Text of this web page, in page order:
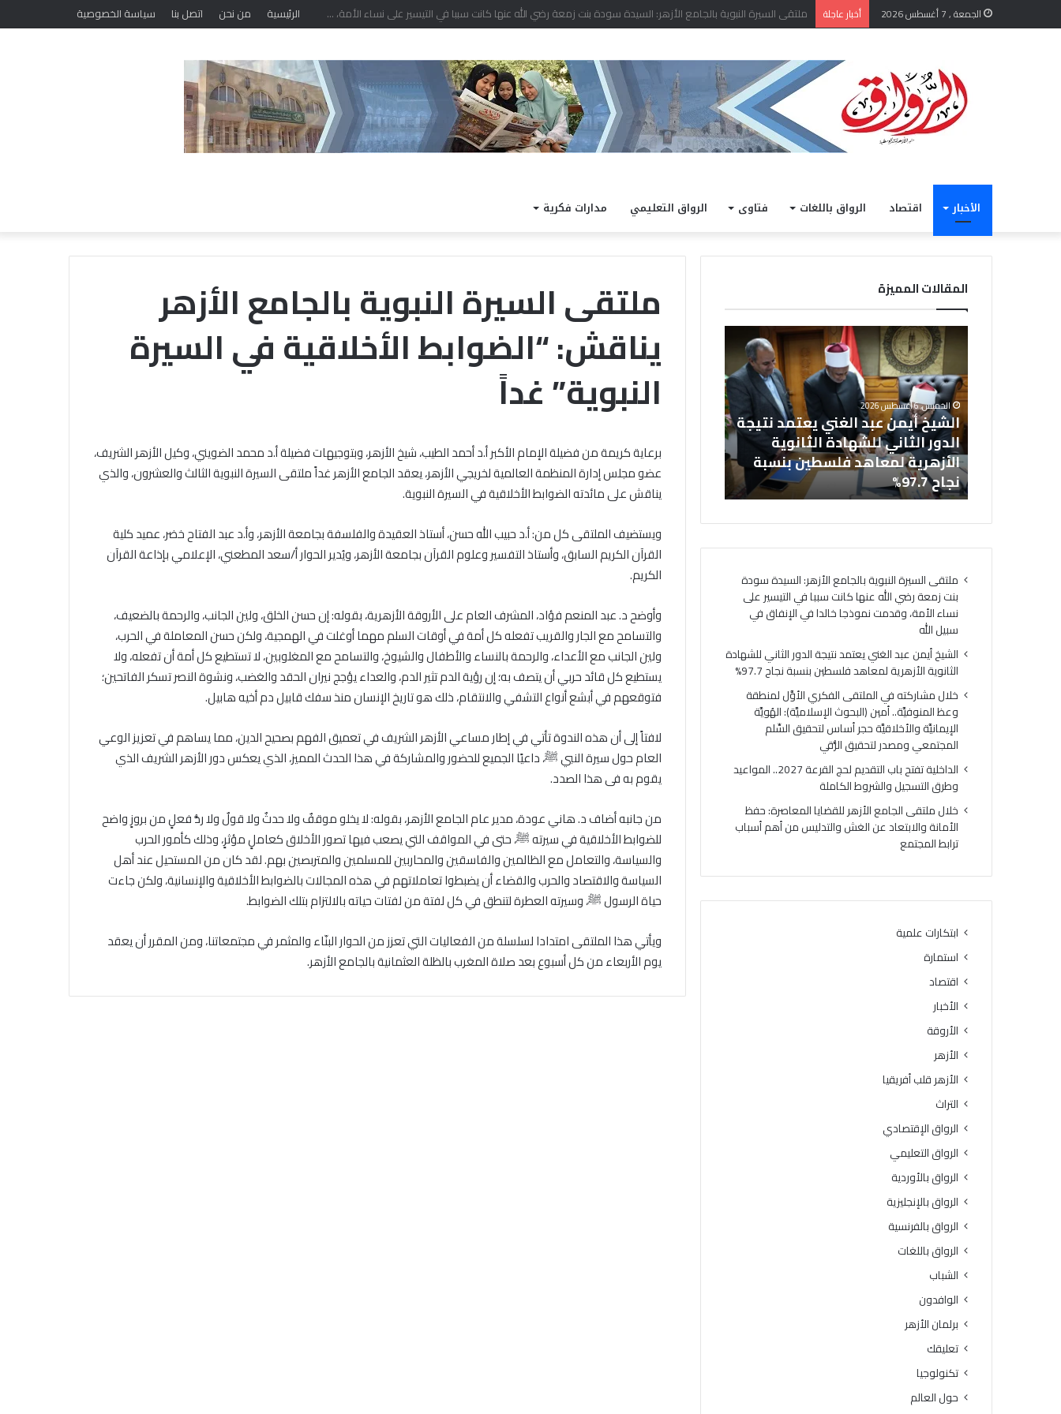
الجمعة , 7 أغسطس 2026 أخبار عاجلة الشيخ أيمن عبد الغني يعتمد نتيجة الدور الثاني للشهادة الثانوية الأزهرية لمعاهد فلسطين بنسبة نجاح 97.7% الرئيسية من نحن اتصل بنا سياسة الخصوصية
الأخبار اقتصاد الرواق باللغات فتاوى الرواق التعليمي مدارات فكرية
ملتقى السيرة النبوية بالجامع الأزهر
يناقش: “الضوابط الأخلاقية في السيرة
النبوية” غداً
برعاية كريمة من فضيلة الإمام الأكبر أ.د أحمد الطيب، شيخ الأزهر، وبتوجيهات فضيلة أ.د محمد الضويني، وكيل الأزهر الشريف،
عضو مجلس إدارة المنظمة العالمية لخريجي الأزهر، يعقد الجامع الأزهر غداً ملتقى السيرة النبوية الثالث والعشرون، والذي
يناقش على مائدته الضوابط الأخلاقية في السيرة النبوية.
ويستضيف الملتقى كل من: أ.د حبيب الله حسن، أستاذ العقيدة والفلسفة بجامعة الأزهر، وأ.د عبد الفتاح خضر، عميد كلية
القرآن الكريم السابق، وأستاذ التفسير وعلوم القرآن بجامعة الأزهر، ويُدير الحوار أ/سعد المطعني، الإعلامي بإذاعة القرآن
الكريم.
وأوضح د. عبد المنعم فؤاد، المشرف العام على الأروقة الأزهرية، بقوله: إن حسن الخلق، ولين الجانب، والرحمة بالضعيف،
والتسامح مع الجار والقريب تفعله كل أمة في أوقات السلم مهما أوغلت في الهمجية، ولكن حسن المعاملة في الحرب،
ولين الجانب مع الأعداء، والرحمة بالنساء والأطفال والشيوخ، والتسامح مع المغلوبين، لا تستطيع كل أمة أن تفعله، ولا
يستطيع كل قائد حربي أن يتصف به؛ إن رؤية الدم تثير الدم، والعداء يؤجج نيران الحقد والغضب، ونشوة النصر تسكر الفاتحين؛
فتوقعهم في أبشع أنواع التشفي والانتقام، ذلك هو تاريخ الإنسان منذ سفك قابيل دم أخيه هابيل.
لافتاً إلى أن هذه الندوة تأتي في إطار مساعي الأزهر الشريف في تعميق الفهم بصحيح الدين، مما يساهم في تعزيز الوعي
العام حول سيرة النبي ﷺ، داعيًا الجميع للحضور والمشاركة في هذا الحدث المميز، الذي يعكس دور الأزهر الشريف الذي
يقوم به فى هذا الصدد.
من جانبه أضاف د. هاني عودة، مدير عام الجامع الأزهر، بقوله: لا يخلو موقفٌ ولا حدثٌ ولا قولٌ ولا ردُّ فعلٍ من بروزٍ واضح
للضوابط الأخلاقية في سيرته ﷺ، حتى في المواقف التي يصعب فيها تصور الأخلاق كعاملٍ مؤثرٍ، وذلك كأمور الحرب
والسياسة، والتعامل مع الظالمين والفاسقين والمحاربين للمسلمين والمتربصين بهم. لقد كان من المستحيل عند أهل
السياسة والاقتصاد والحرب والقضاء أن يضبطوا تعاملاتهم في هذه المجالات بالضوابط الأخلاقية والإنسانية، ولكن جاءت
حياة الرسول ﷺ، وسيرته العطرة لتنطق في كل لفتة من لفتات حياته بالالتزام بتلك الضوابط.
ويأتي هذا الملتقى امتدادا لسلسلة من الفعاليات التي تعزز من الحوار البنّاء والمثمر في مجتمعاتنا، ومن المقرر أن يعقد
يوم الأربعاء من كل أسبوع بعد صلاة المغرب بالظلة العثمانية بالجامع الأزهر.
المقالات المميزة
الغني
يعتمد
نتيجة
الدور
الثاني
للشهادة
الثانوية
الأزهرية
بنسبة
97.7%
الخميس, 6 أغسطس 2026
الشيخ أيمن عبد الغني يعتمد نتيجة
الدور الثاني للشهادة الثانوية
الأزهرية لمعاهد فلسطين بنسبة
نجاح 97.7%
مشاركته
الملتقى
الفكري
الأوَّل
لمنطقة
وعظ
المنوفيَّة..
(البحوث
الإيمانيَّة
خلال مشاركته في الملتقى الفكري
الأوَّل لمنطقة وعظ المنوفيَّة.. أمين
الإيمانيَّة والأخلاقيَّة حجر أساس
لتحقيق السِّلم المجتمعي ومصدر
لتحقيق الرُّقي
الداخلية
تفتح
باب
المواعيد
التسجيل
والشروط
الداخلية تفتح باب التقديم لحج
القرعة 2027.. المواعيد وطرق
التسجيل والشروط الكاملة
خلال
ملتقى
الجامع
الأمانة
والابتعاد
عن
من
أهم
أسباب
المعاصرة: حفظ الأمانة والابتعاد عن
الغش والتدليس من أهم أسباب
ترابط المجتمع
ملتقى السيرة النبوية بالجامع الأزهر: السيدة سودة
بنت زمعة رضي الله عنها كانت سببا في التيسير على
نساء الأمة، وقدمت نموذجا خالدا في الإنفاق في
سبيل الله
الشيخ أيمن عبد الغني يعتمد نتيجة الدور الثاني للشهادة
الثانوية الأزهرية لمعاهد فلسطين بنسبة نجاح 97.7%
خلال مشاركته في الملتقى الفكري الأوَّل لمنطقة
وعظ المنوفيَّة.. أمين (البحوث الإسلاميَّة): الهُويَّة
الإيمانيَّة والأخلاقيَّة حجر أساس لتحقيق السِّلم
المجتمعي ومصدر لتحقيق الرُّقي
الداخلية تفتح باب التقديم لحج القرعة 2027.. المواعيد
وطرق التسجيل والشروط الكاملة
خلال ملتقى الجامع الأزهر للقضايا المعاصرة: حفظ
الأمانة والابتعاد عن الغش والتدليس من أهم أسباب
ترابط المجتمع
ابتكارات علمية
استمارة
اقتصاد
الأخبار
الأروقة
الأزهر
الأزهر قلب أفريقيا
التراث
الرواق الإقتصادي
الرواق التعليمي
الرواق بالأوردية
الرواق بالإنجليزية
الرواق بالفرنسية
الرواق باللغات
الشباب
الوافدون
برلمان الأزهر
تعليقك
تكنولوجيا
حول العالم